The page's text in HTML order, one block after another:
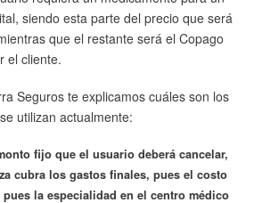
siendo esta parte del precio que será
que el restante será el Copago
el cliente.
Seguros te explicamos cuáles son los
utilizan actualmente:
fijo que el usuario deberá cancelar,
cubra los gastos finales, pues el costo
la especialidad en el centro médico